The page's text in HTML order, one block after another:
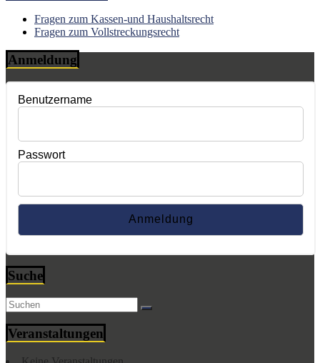
Fragen zum Kassen-und Haushaltsrecht
Fragen zum Vollstreckungsrecht
Anmeldung
Benutzername
Passwort
Suche
Veranstaltungen